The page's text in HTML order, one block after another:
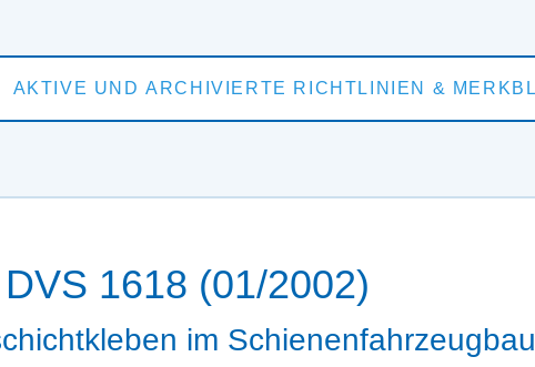
1618 (01/2002)
im Schienenfahrzeugbau